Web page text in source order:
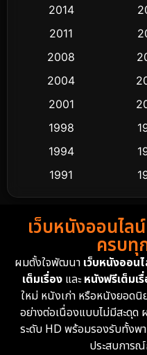
Crime อาชญากรรม
Cult Film
Dance เต้น
Detective สืบสวน
Detective สืบสวน
Disney+
Documentary สารคดี
Drama ดราม่า
2014
2011
2008
2004
2001
1998
1994
1991
1988
1983
1962
เว็บหนังออนไล
ครบทุ
ผมตั้งใจพัฒนา เว็บหนังออน
เต็มเรื่อง และหนังฟรีเต็มเ
ใหม่ หนังเก่า หรือหนังยอด
อย่างต่อเนื่องแบบไม่มีสะดุ
ระดับ HD พร้อมรองรับทั้งพ
ประสบการ